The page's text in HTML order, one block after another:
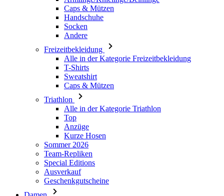
Freizeitbekleidung
Alle in der Kategorie Freizeitbekleidung
T-Shirts
Sweatshirt
Caps & Mützen
Triathlon
Alle in der Kategorie Triathlon
Top
Anzüge
Kurze Hosen
Sommer 2026
Team-Repliken
Special Editions
Ausverkauf
Geschenkgutscheine
Damen
Alle in der Kategorie Damen
Radsport
Alle in der Kategorie Radsport